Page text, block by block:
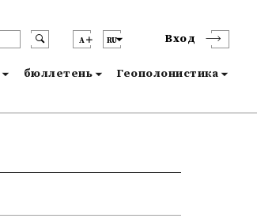
A RU Вход
бюллетень Геополонистика